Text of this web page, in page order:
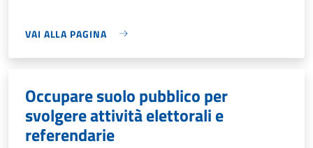
VAI ALLA PAGINA
Occupare suolo pubblico per
svolgere attività elettorali e
referendarie